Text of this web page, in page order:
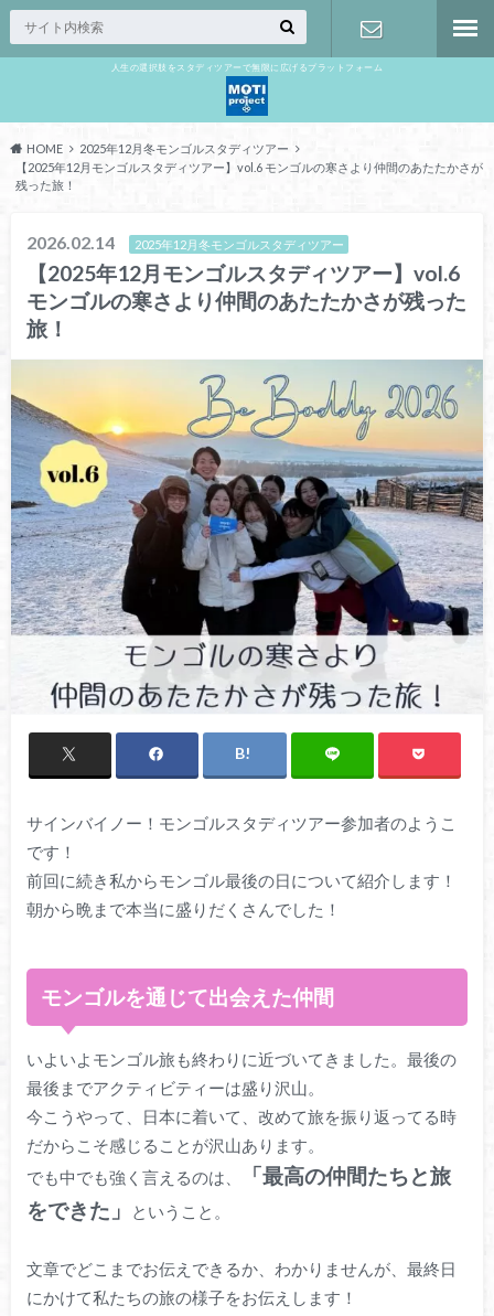
人生の選択肢をスタディツアーで無限に広げるプラットフォーム
HOME
2025年12月冬モンゴルスタディツアー
【2025年12月モンゴルスタディツアー】vol.6 モンゴルの寒さより仲間のあたたかさが
残った旅！
2026.02.14 2025年12月冬モンゴルスタディツアー
【2025年12月モンゴルスタディツアー】vol.6
モンゴルの寒さより仲間のあたたかさが残った
旅！
サインバイノー！モンゴルスタディツアー参加者のようこ
です！
前回に続き私からモンゴル最後の日について紹介します！
朝から晩まで本当に盛りだくさんでした！
モンゴルを通じて出会えた仲間
いよいよモンゴル旅も終わりに近づいてきました。最後の
最後までアクティビティーは盛り沢山。
今こうやって、日本に着いて、改めて旅を振り返ってる時
だからこそ感じることが沢山あります。
でも中でも強く言えるのは、
「最高の仲間たちと旅
をできた」
ということ。
文章でどこまでお伝えできるか、わかりませんが、最終日
にかけて私たちの旅の様子をお伝えします！